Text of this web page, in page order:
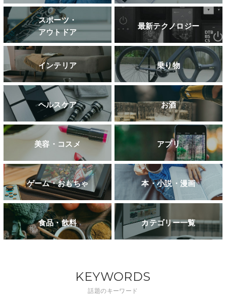
スポーツ・
アウトドア
最新テクノロジー
インテリア 乗り物
ヘルスケア お酒
美容・コスメ アプリ
ゲーム・おもちゃ 本・小説・漫画
食品・飲料 カテゴリー一覧
KEYWORDS
話題のキーワード